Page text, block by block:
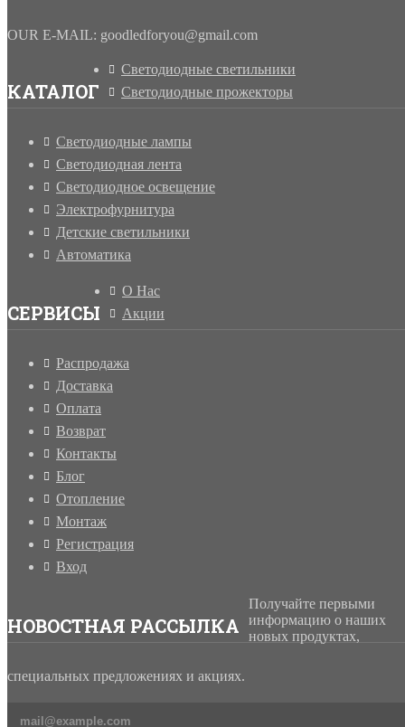
OUR E-MAIL: goodledforyou@gmail.cоm
КАТАЛОГ
Светодиодные светильники
Светодиодные прожекторы
Светодиодные лампы
Светодиодная лента
Светодиодное освещение
Электрофурнитура
Детские светильники
Автоматика
СЕРВИСЫ
О Нас
Акции
Распродажа
Доставка
Оплата
Возврат
Контакты
Блог
Отопление
Монтаж
Регистрация
Вход
НОВОСТНАЯ РАССЫЛКА
Получайте первыми
информацию о наших
новых продуктах,
специальных предложениях и акциях.